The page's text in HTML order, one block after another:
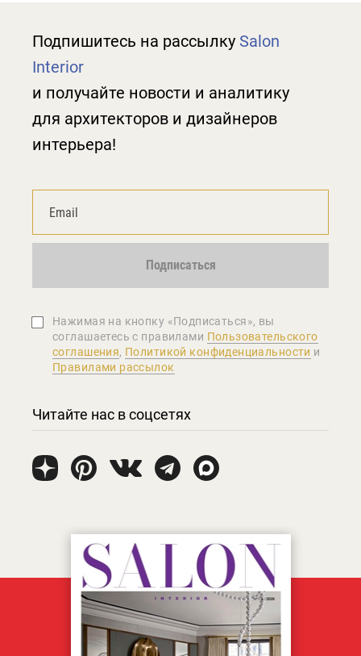
Подпишитесь на рассылку Salon
Interior
и получайте новости и аналитику
для архитекторов и дизайнеров
интерьера!
Подписаться
Нажимая на кнопку «Подписаться», вы
соглашаетеcь с правилами Пользовательского
соглашения, Политикой конфиденциальности и
Правилами рассылок
Читайте нас в соцсетях